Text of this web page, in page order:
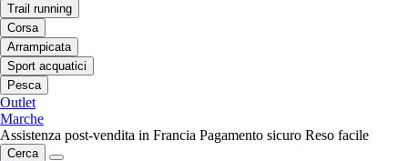
Trail running
Corsa
Arrampicata
Sport acquatici
Pesca
Outlet
Marche
Assistenza post-vendita in Francia Pagamento sicuro Reso facile
Cerca